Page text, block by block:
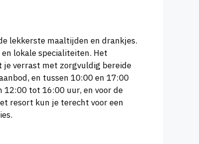
lekkerste maaltijden en drankjes.
lokale specialiteiten. Het
je verrast met zorgvuldig bereide
en tussen 10:00 en 17:00
12:00 tot 16:00 uur, en voor de
resort kun je terecht voor een